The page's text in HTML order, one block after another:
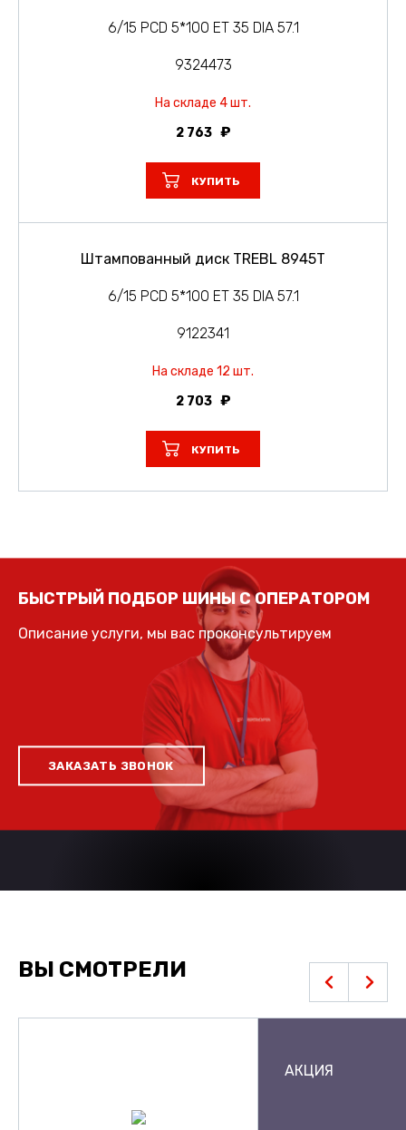
6/15 PCD 5*100 ET 35 DIA 57.1
9324473
На складе 4 шт.
2 763
КУПИТЬ
Штампованный диск TREBL 8945T
6/15 PCD 5*100 ET 35 DIA 57.1
9122341
На складе 12 шт.
2 703
КУПИТЬ
БЫСТРЫЙ ПОДБОР ШИНЫ С ОПЕРАТОРОМ
Описание услуги, мы вас проконсультируем
ЗАКАЗАТЬ ЗВОНОК
ВЫ СМОТРЕЛИ
АКЦИЯ